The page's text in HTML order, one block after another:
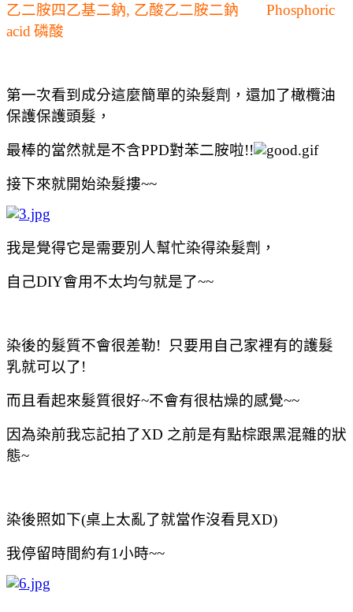
乙二胺四乙基二鈉, 乙酸乙二胺二鈉
Phosphoric
acid 磷酸
第一次看到成分這麼簡單的染髮劑，還加了橄欖油
保護保護頭髮，
最棒的當然就是不含PPD對苯二胺啦!!
接下來就開始染髮摟~~
我是覺得它是需要別人幫忙染得染髮劑，
自己DIY會用不太均勻就是了~~
染後的髮質不會很差勒! 只要用自己家裡有的護髮
乳就可以了!
而且看起來髮質很好~不會有很枯燥的感覺~~
因為染前我忘記拍了XD 之前是有點棕跟黑混雜的狀
態~
染後照如下(桌上太亂了就當作沒看見XD)
我停留時間約有1小時~~